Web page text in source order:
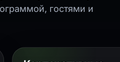
гостями и